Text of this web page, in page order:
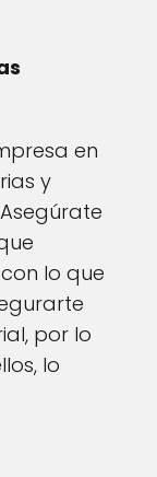
en
y
lo que
por lo
lo